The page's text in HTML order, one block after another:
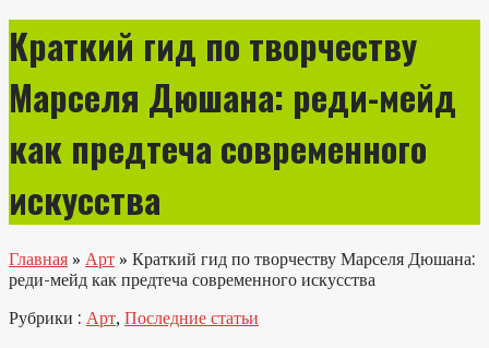
Краткий гид по творчеству
Марселя Дюшана: реди-мейд
как предтеча современного
искусства
Главная » Арт » Краткий гид по творчеству Марселя Дюшана:
реди-мейд как предтеча современного искусства
Рубрики : Арт, Последние статьи